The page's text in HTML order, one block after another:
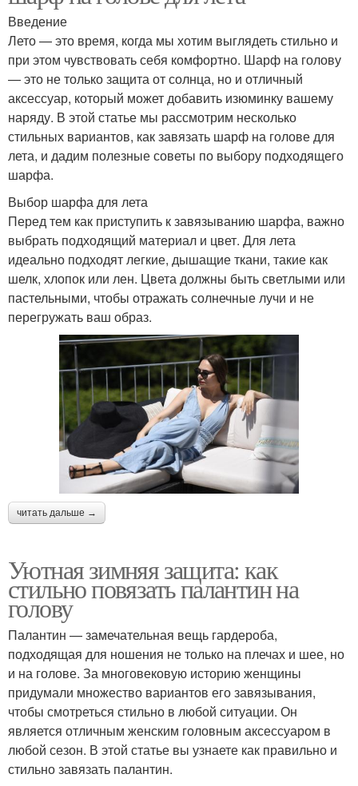
Введение
Лето — это время, когда мы хотим выглядеть стильно и
при этом чувствовать себя комфортно. Шарф на голову
— это не только защита от солнца, но и отличный
аксессуар, который может добавить изюминку вашему
наряду. В этой статье мы рассмотрим несколько
стильных вариантов, как завязать шарф на голове для
лета, и дадим полезные советы по выбору подходящего
шарфа.
Выбор шарфа для лета
Перед тем как приступить к завязыванию шарфа, важно
выбрать подходящий материал и цвет. Для лета
идеально подходят легкие, дышащие ткани, такие как
шелк, хлопок или лен. Цвета должны быть светлыми или
пастельными, чтобы отражать солнечные лучи и не
перегружать ваш образ.
читать дальше →
Уютная зимняя защита: как
стильно повязать палантин на
голову
Палантин — замечательная вещь гардероба,
подходящая для ношения не только на плечах и шее, но
и на голове. За многовековую историю женщины
придумали множество вариантов его завязывания,
чтобы смотреться стильно в любой ситуации. Он
является отличным женским головным аксессуаром в
любой сезон. В этой статье вы узнаете как правильно и
стильно завязать палантин.